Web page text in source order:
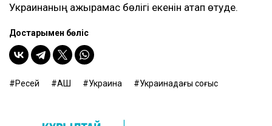
Украинаның ажырамас бөлігі екенін атап өтуде.
Достарыңмен бөліс
Ресей АҚШ Украина Украинадағы соғыс